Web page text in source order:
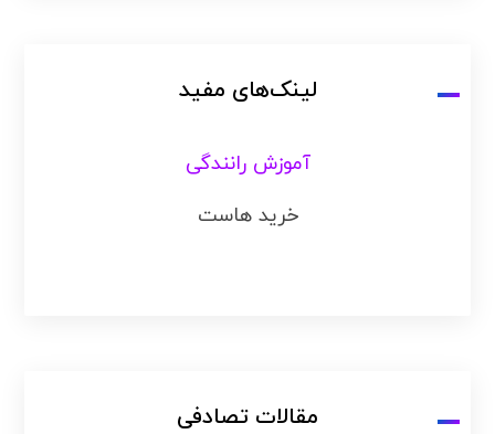
لینک‌های مفید
آموزش رانندگی
خرید هاست
مقالات تصادفی